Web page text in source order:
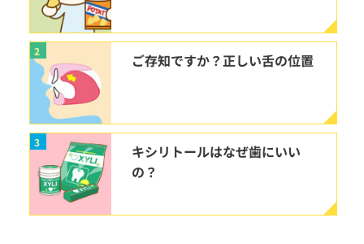
2 ご存知ですか？正しい舌の位置
3
キシリトールはなぜ歯にいい
の？